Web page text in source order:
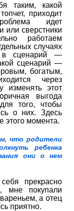
таким, какой
приходит
идет
или сверстники
работаем
случаях
в сценарий —
сценарий —
богатым,
через
изменять этот
выгода
того, чтобы
о них. Здесь
этого момента.
, что родители
ребенка
онио нем
прекрасно
мне покупали
а отец
приятно.